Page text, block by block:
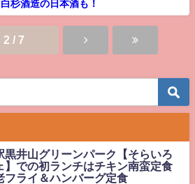
杉酒造の日本酒も！
2 / 7
黒井山グリーンパーク【そらいろ
】での初ランチはチキン南蛮定食
フライ＆ハンバーグ定食